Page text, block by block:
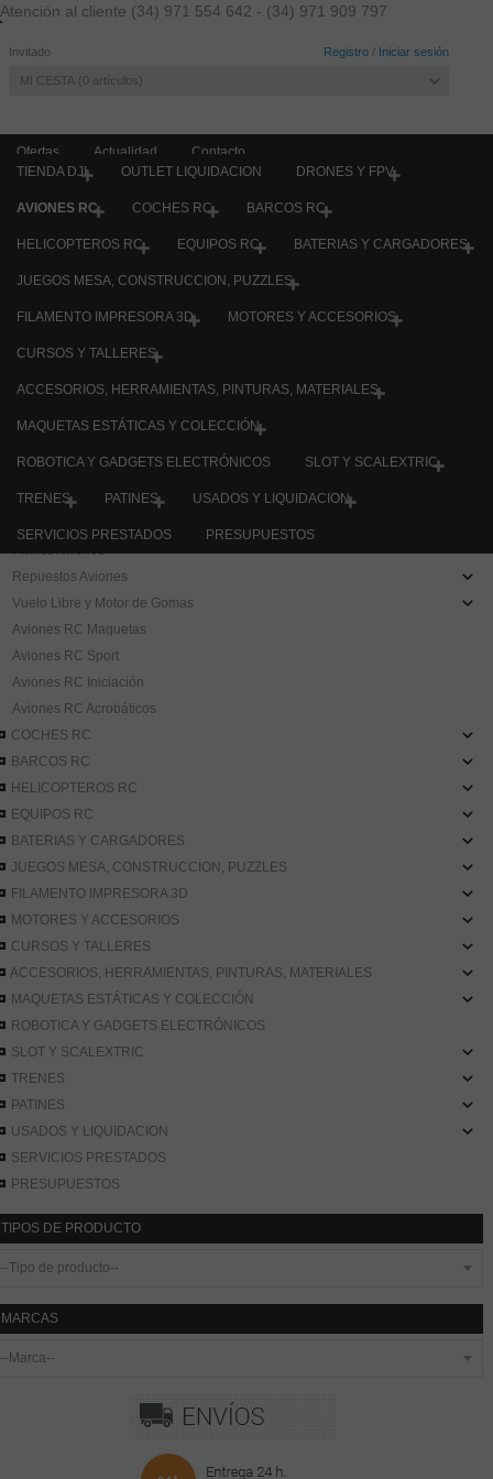
Atención al cliente (34) 971 554 642 - (34) 971 909 797
Invitado Registro / Iniciar sesión
MI CESTA 0 artículos
Ofertas Actualidad
Contacto
TIENDA DJI
OUTLET LIQUIDACION DRONES Y FPV
AVIONES RC COCHES RC BARCOS RC
HELICOPTEROS RC EQUIPOS RC BATERIAS Y CARGADORES
JUEGOS MESA, CONSTRUCCION, PUZZLES
FILAMENTO IMPRESORA 3D MOTORES Y ACCESORIOS
CURSOS Y TALLERES
ACCESORIOS, HERRAMIENTAS, PINTURAS, MATERIALES
MAQUETAS ESTÁTICAS Y COLECCIÓN
ROBOTICA Y GADGETS ELECTRÓNICOS SLOT Y SCALEXTRIC
TRENES PATINES USADOS Y LIQUIDACION
SERVICIOS PRESTADOS PRESUPUESTOS
OUTLET LIQUIDACION
DRONES Y FPV
Altimetros
Jets
Planeadores con motor
Planeadores DLG
Repuestos Aviones
Vuelo Libre y Motor de Gomas
Aviones RC Maquetas
Aviones RC Sport
Aviones RC Iniciación
Aviones RC Acrobáticos
COCHES RC
BARCOS RC
HELICOPTEROS RC
EQUIPOS RC
BATERIAS Y CARGADORES
JUEGOS MESA, CONSTRUCCION, PUZZLES
FILAMENTO IMPRESORA 3D
MOTORES Y ACCESORIOS
CURSOS Y TALLERES
ACCESORIOS, HERRAMIENTAS, PINTURAS, MATERIALES
MAQUETAS ESTÁTICAS Y COLECCIÓN
ROBOTICA Y GADGETS ELECTRÓNICOS
SLOT Y SCALEXTRIC
TRENES
PATINES
USADOS Y LIQUIDACION
SERVICIOS PRESTADOS
PRESUPUESTOS
TIPOS DE PRODUCTO
MARCAS